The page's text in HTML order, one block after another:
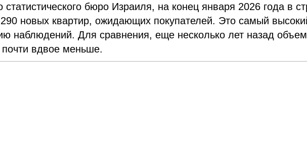
бюро Израиля, на конец января 2026 года в
новых квартир, ожидающих покупателей. Это самый
наблюдений. Для сравнения, еще несколько лет назад объем
вдвое меньше.